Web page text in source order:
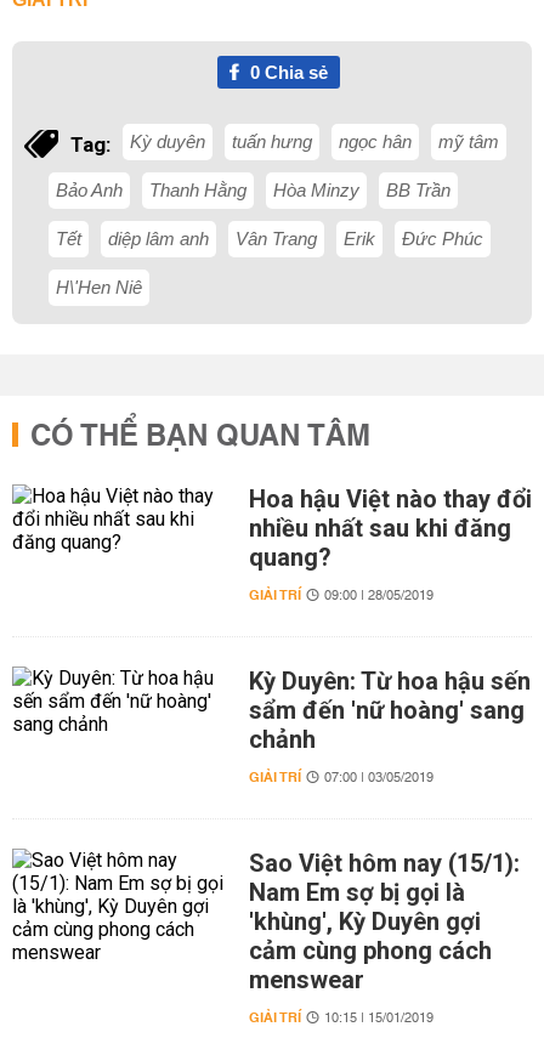
0Chia sẻ
Tag: Kỳ duyên tuấn hưng ngọc hân mỹ tâm
Bảo Anh Thanh Hằng Hòa Minzy BB Trần
Tết diệp lâm anh Vân Trang Erik Đức Phúc
H\'Hen Niê
CÓ THỂ BẠN QUAN TÂM
Hoa hậu Việt nào thay đổi
nhiều nhất sau khi đăng
quang?
GIẢI TRÍ 09:00 | 28/05/2019
Kỳ Duyên: Từ hoa hậu sến
sẩm đến 'nữ hoàng' sang
chảnh
GIẢI TRÍ 07:00 | 03/05/2019
Sao Việt hôm nay (15/1):
Nam Em sợ bị gọi là
'khùng', Kỳ Duyên gợi
cảm cùng phong cách
menswear
GIẢI TRÍ 10:15 | 15/01/2019